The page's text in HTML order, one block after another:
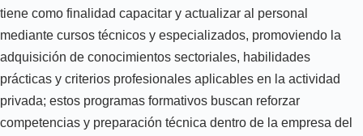
tiene como finalidad capacitar y actualizar al personal
mediante cursos técnicos y especializados, promoviendo la
adquisición de conocimientos sectoriales, habilidades
prácticas y criterios profesionales aplicables en la actividad
privada; estos programas formativos buscan reforzar
competencias y preparación técnica dentro de la empresa del